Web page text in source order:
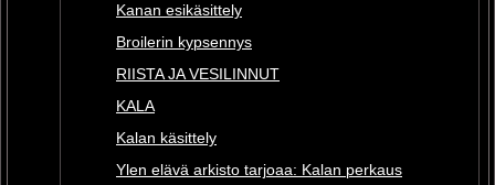
Kanan esikäsittely
Broilerin kypsennys
RIISTA JA VESILINNUT
KALA
Kalan käsittely
Ylen elävä arkisto tarjoaa: Kalan perkaus